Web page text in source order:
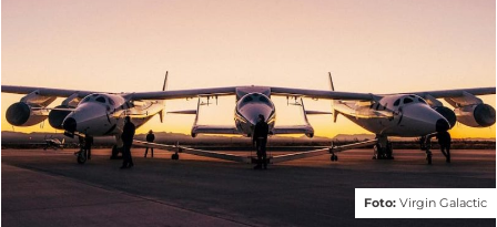
Foto: Virgin Galactic